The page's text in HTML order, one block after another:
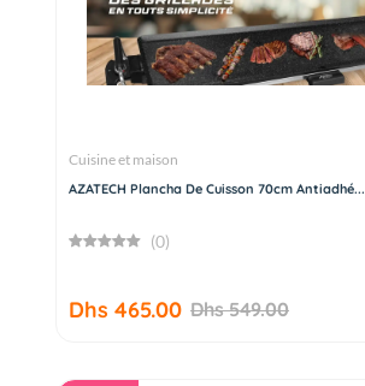
Cuisine et maison
AZATECH Plancha De Cuisson 70cm Antiadhé...
(0)
Dhs 465.00 Dhs 549.00